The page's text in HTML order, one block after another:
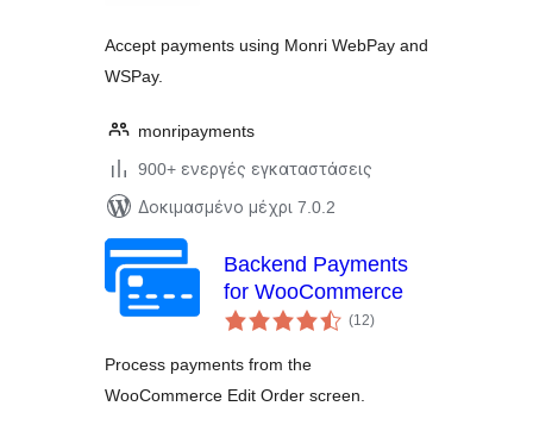
Accept payments using Monri WebPay and
WSPay.
monripayments
900+ ενεργές εγκαταστάσεις
Δοκιμασμένο μέχρι 7.0.2
Backend Payments
for WooCommerce
(12αξιολογήσεις
σύνολο
)
Process payments from the
WooCommerce Edit Order screen.